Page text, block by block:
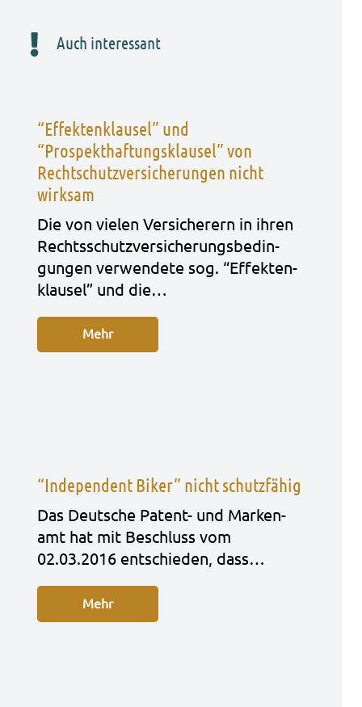
Auch interessant
“Effektenklausel” und
“Prospekthaftungsklausel” von
Rechtschutzversicherungen nicht
wirksam
Die von vie­len Ver­si­che­rern in ihren
Rechts­schutz­ver­si­che­rungs­be­din­
gun­gen ver­wen­de­te sog. “Effek­ten­
klau­sel” und die…
Mehr
“Independent Biker” nicht schutzfähig
Das Deut­sche Patent- und Mar­ken­
amt hat mit Beschluss vom
02.03.2016 ent­schie­den, dass…
Mehr